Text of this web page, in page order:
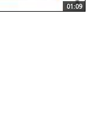
01:09